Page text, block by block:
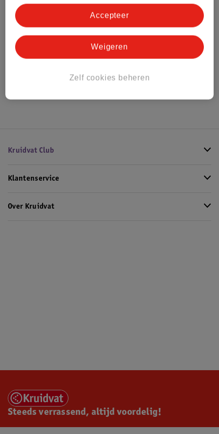
Bestel & Bezorginformatie
Bekijk ook
Kruidvat Club
Klantenservice
Over Kruidvat
Steeds verrassend, altijd voordelig!
Zelf cookies beheren
Weigeren
Accepteer